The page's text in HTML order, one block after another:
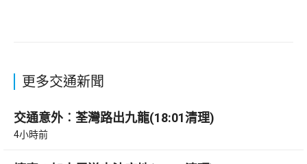
更多交通新聞
交通意外︰荃灣路出九龍(18:01清理)
4小時前